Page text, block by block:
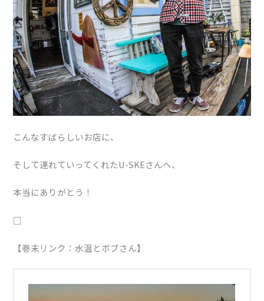
こんなすばらしいお店に、
そして連れていってくれたU-SKEさんへ、
本当にありがとう！
□
【巻末リンク：水温とボブさん】